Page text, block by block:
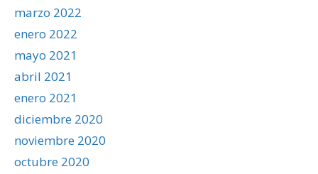
marzo 2022
enero 2022
mayo 2021
abril 2021
enero 2021
diciembre 2020
noviembre 2020
octubre 2020